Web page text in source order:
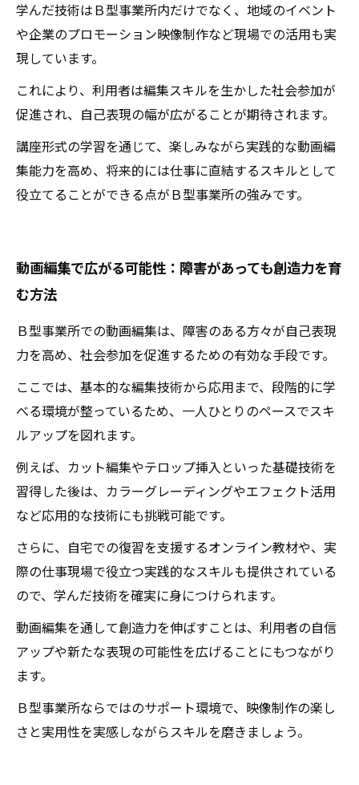
学んだ技術はＢ型事業所内だけでなく、地域のイベント
や企業のプロモーション映像制作など現場での活用も実
現しています。
これにより、利用者は編集スキルを生かした社会参加が
促進され、自己表現の幅が広がることが期待されます。
講座形式の学習を通じて、楽しみながら実践的な動画編
集能力を高め、将来的には仕事に直結するスキルとして
役立てることができる点がＢ型事業所の強みです。
動画編集で広がる可能性：障害があっても創造力を育
む方法
Ｂ型事業所での動画編集は、障害のある方々が自己表現
力を高め、社会参加を促進するための有効な手段です。
ここでは、基本的な編集技術から応用まで、段階的に学
べる環境が整っているため、一人ひとりのペースでスキ
ルアップを図れます。
例えば、カット編集やテロップ挿入といった基礎技術を
習得した後は、カラーグレーディングやエフェクト活用
など応用的な技術にも挑戦可能です。
さらに、自宅での復習を支援するオンライン教材や、実
際の仕事現場で役立つ実践的なスキルも提供されている
ので、学んだ技術を確実に身につけられます。
動画編集を通して創造力を伸ばすことは、利用者の自信
アップや新たな表現の可能性を広げることにもつながり
ます。
Ｂ型事業所ならではのサポート環境で、映像制作の楽し
さと実用性を実感しながらスキルを磨きましょう。